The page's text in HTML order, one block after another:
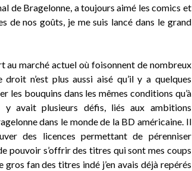
de Bragelonne, a toujours aimé les comics et
de nos goûts, je me suis lancé dans le grand
au marché actuel où foisonnent de nombreux
n’est plus aussi aisé qu’il y a quelques
les bouquins dans les mêmes conditions qu’à
avait plusieurs défis, liés aux ambitions
dans le monde de la BD américaine. Il
des licences permettant de pérenniser
pouvoir s’offrir des titres qui sont mes coups
fan des titres indé j’en avais déjà repérés